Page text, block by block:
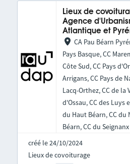
Lieux de
Agence
Atlantique et
CA Pau Béarn
Pays Basque, CC
Côte Sud, CC Pays
Arrigans, CC Pays de
Lacq-Orthez, CC de la
d'Ossau, CC des Luys
du Haut Béarn, CC du
Béarn, CC du Seignanx
créé le 24/10/2024
Lieux de covoiturage